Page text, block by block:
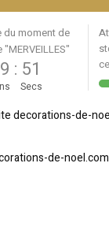
du moment de
: 51
Secs